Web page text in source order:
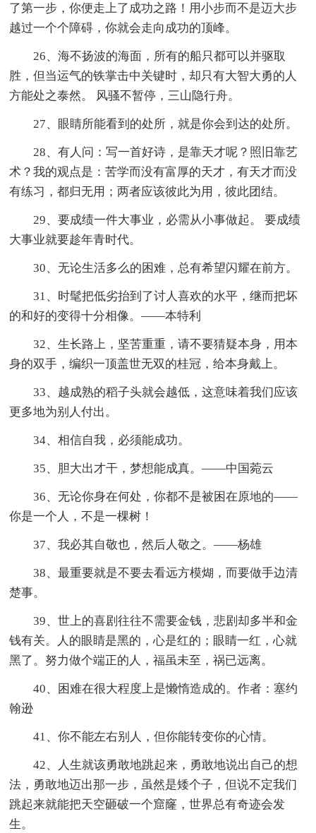
了第一步，你便走上了成功之路！用小步而不是迈大步
越过一个个障碍，你就会走向成功的顶峰。
26、海不扬波的海面，所有的船只都可以并驱取
胜，但当运气的铁掌击中关键时，却只有大智大勇的人
方能处之泰然。 风骚不暂停，三山隐行舟。
27、眼睛所能看到的处所，就是你会到达的处所。
28、有人问：写一首好诗，是靠天才呢？照旧靠艺
术？我的观点是：苦学而没有富厚的天才，有天才而没
有练习，都归无用；两者应该彼此为用，彼此团结。
29、要成绩一件大事业，必需从小事做起。 要成绩
大事业就要趁年青时代。
30、无论生活多么的困难，总有希望闪耀在前方。
31、时髦把低劣抬到了讨人喜欢的水平，继而把坏
的和好的变得十分相像。――本特利
32、生长路上，坚苦重重，请不要猜疑本身，用本
身的双手，编织一顶盖世无双的桂冠，给本身戴上。
33、越成熟的稻子头就会越低，这意味着我们应该
更多地为别人付出。
34、相信自我，必须能成功。
35、胆大出才干，梦想能成真。——中国菀云
36、无论你身在何处，你都不是被困在原地的——
你是一个人，不是一棵树！
37、我必其自敬也，然后人敬之。——杨雄
38、最重要就是不要去看远方模煳，而要做手边清
楚事。
39、世上的喜剧往往不需要金钱，悲剧却多半和金
钱有关。人的眼睛是黑的，心是红的；眼睛一红，心就
黑了。努力做个端正的人，福虽未至，祸已远离。
40、困难在很大程度上是懒惰造成的。作者：塞约
翰逊
41、你不能左右别人，但你能转变你的心情。
42、人生就该勇敢地跳起来，勇敢地说出自己的想
法，勇敢地迈出那一步，虽然是矮个子，但说不定我们
跳起来就能把天空砸破一个窟窿，世界总有奇迹会发
生。